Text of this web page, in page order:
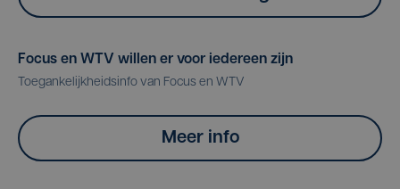
Focus en WTV willen er voor iedereen zijn
Toegankelijkheidsinfo van Focus en WTV
Meer info